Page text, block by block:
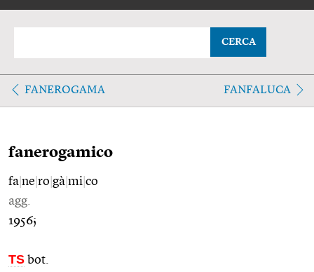
CERCA
FANEROGAMA FANFALUCA
fanerogamico
fa ne ro gà mi co
agg.
1956;
TS bot.